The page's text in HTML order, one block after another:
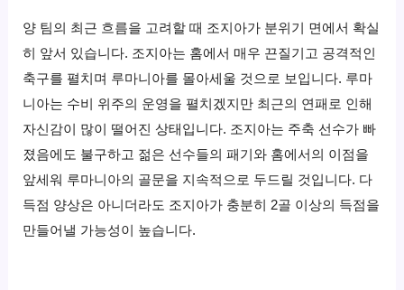
양 팀의 최근 흐름을 고려할 때 조지아가 분위기 면에서 확실
히 앞서 있습니다. 조지아는 홈에서 매우 끈질기고 공격적인
축구를 펼치며 루마니아를 몰아세울 것으로 보입니다. 루마
니아는 수비 위주의 운영을 펼치겠지만 최근의 연패로 인해
자신감이 많이 떨어진 상태입니다. 조지아는 주축 선수가 빠
졌음에도 불구하고 젊은 선수들의 패기와 홈에서의 이점을
앞세워 루마니아의 골문을 지속적으로 두드릴 것입니다. 다
득점 양상은 아니더라도 조지아가 충분히 2골 이상의 득점을
만들어낼 가능성이 높습니다.